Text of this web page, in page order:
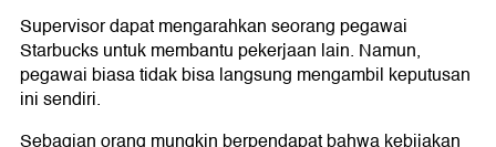
Supervisor dapat mengarahkan seorang pegawai
Starbucks untuk membantu pekerjaan lain. Namun,
pegawai biasa tidak bisa langsung mengambil keputusan
ini sendiri.